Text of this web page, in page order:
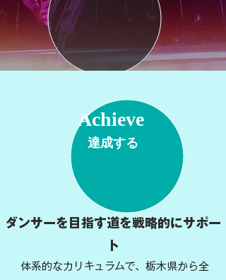
Achieve
達成する
ダンサーを目指す道を戦略的にサポー
ト
体系的なカリキュラムで、栃木県から全